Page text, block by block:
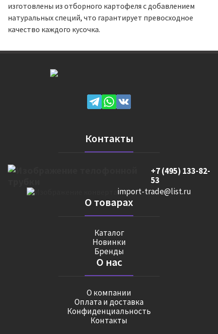
изготовлены из отборного картофеля с добавлением
натуральных специй, что гарантирует превосходное
качество каждого кусочка.
Контакты
+7 (495) 133-82-
53
import-trade@list.ru
О товарах
Каталог
Новинки
Бренды
О нас
О компании
Оплата и доставка
Конфиденциальность
Контакты